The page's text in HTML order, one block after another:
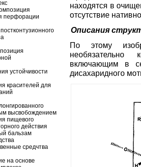
перфорации
устойчивости
красителей для
высвобождением
пищевого
действия
бальзам
средчтва
на основе
находятся в
отсутствие
Описания
По этому
необязательно
включающим в
дисахаридного